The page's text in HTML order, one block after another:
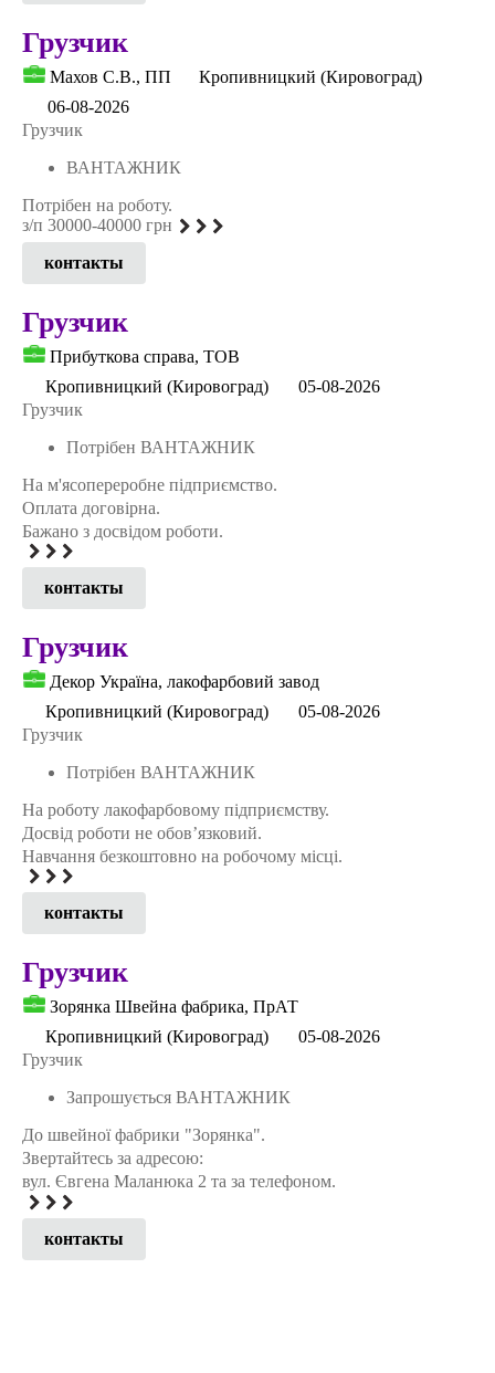
Грузчик
Махов С.В., ПП
Кропивницкий (Кировоград)
06-08-2026
Грузчик
ВАНТАЖНИК
Потрібен на роботу.
з/п 30000-40000 грн
контакты
Грузчик
Прибуткова справа, ТОВ
Кропивницкий (Кировоград)
05-08-2026
Грузчик
Потрібен ВАНТАЖНИК
На м'ясопереробне підприємство.
Оплата договірна.
Бажано з досвідом роботи.
контакты
Грузчик
Декор Україна, лакофарбовий завод
Кропивницкий (Кировоград)
05-08-2026
Грузчик
Потрібен ВАНТАЖНИК
На роботу лакофарбовому підприємству.
Досвід роботи не обов’язковий.
Навчання безкоштовно на робочому місці.
контакты
Грузчик
Зорянка Швейна фабрика, ПрАТ
Кропивницкий (Кировоград)
05-08-2026
Грузчик
Запрошується ВАНТАЖНИК
До швейної фабрики "Зорянка".
Звертайтесь за адресою:
вул. Євгена Маланюка 2 та за телефоном.
контакты